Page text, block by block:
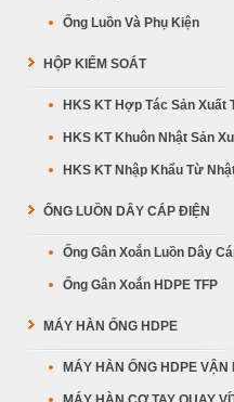
Ống Luồn Và Phụ Kiện
HỘP KIỂM SOÁT
HKS KT Hợp Tác Sản Xuất
HKS KT Khuôn Nhật Sản
HKS KT Nhập Khẩu Từ
ỐNG LUỒN DÂY CÁP ĐIỆN
Ống Gân Xoắn Luồn Dây
Ống Gân Xoắn HDPE TFP
MÁY HÀN ỐNG HDPE
MÁY HÀN ỐNG HDPE